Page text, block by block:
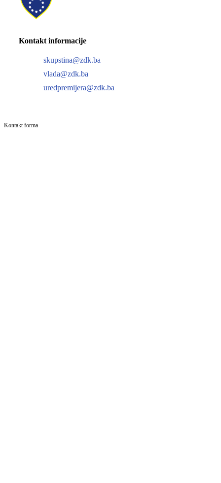
Kontakt informacije
skupstina@zdk.ba
vlada@zdk.ba
uredpremijera@zdk.ba
Kontakt forma